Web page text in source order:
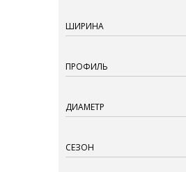
ШИРИНА
ПРОФИЛЬ
ДИАМЕТР
СЕЗОН